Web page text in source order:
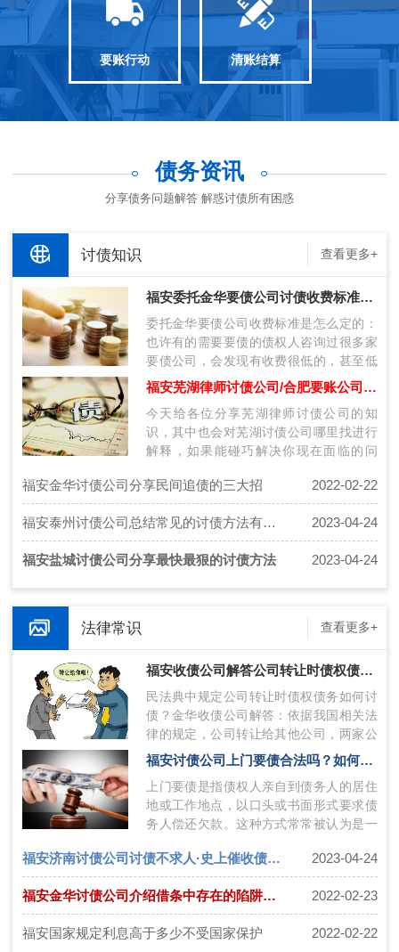
要账行动 清账结算
债务资讯
分享债务问题解答 解惑讨债所有困惑
讨债知识 查看更多+
福安委托金华要债公司讨债收费标准是多少？
委托金华要债公司收费标准是怎么定的：
也许有的需要要债的债权人咨询过很多家
要债公司，会发现有收费很低的，甚至低
过10%收费，遇到这种收费的，百分百
是“…
福安芜湖律师讨债公司/合肥要账公司哪里找？
今天给各位分享芜湖律师讨债公司的知
识，其中也会对芜湖讨债公司哪里找进行
解释，如果能碰巧解决你现在面临的问
目录一…
福安金华讨债公司分享民间追债的三大招 2022-02-22
福安泰州讨债公司总结常见的讨债方法有哪些? 2023-04-24
福安盐城讨债公司分享最快最狠的讨债方法 2023-04-24
法律常识 查看更多+
福安收债公司解答公司转让时债权债务如何讨债？
民法典中规定公司转让时债权债务如何讨
债？金华收债公司解答：依据我国相关法
律的规定，公司转让给其他公司，两家公
司进行合并的，原企业的债权债务应该由
合…
福安讨债公司上门要债合法吗？如何合法讨债？
上门要债是指债权人亲自到债务人的居住
地或工作地点，以口头或书面形式要求债
务人偿还欠款。这种方式常常被认为是一
上…
福安济南讨债公司讨债不求人·史上催收债务方法大全 2023-04-24
福安金华讨债公司介绍借条中存在的陷阱有哪些？ 2022-02-23
福安国家规定利息高于多少不受国家保护 2022-02-22